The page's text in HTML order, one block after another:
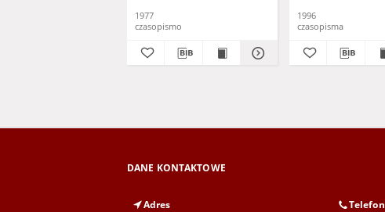
1977
czasopismo
1996
czasopisma
DANE KONTAKTOWE
Adres Telefon